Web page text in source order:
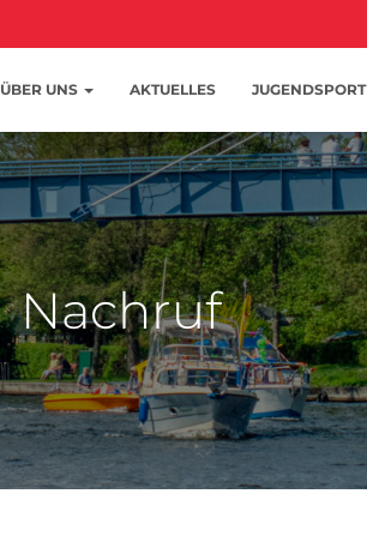
ÜBER UNS AKTUELLES JUGENDSPORT
Nachruf